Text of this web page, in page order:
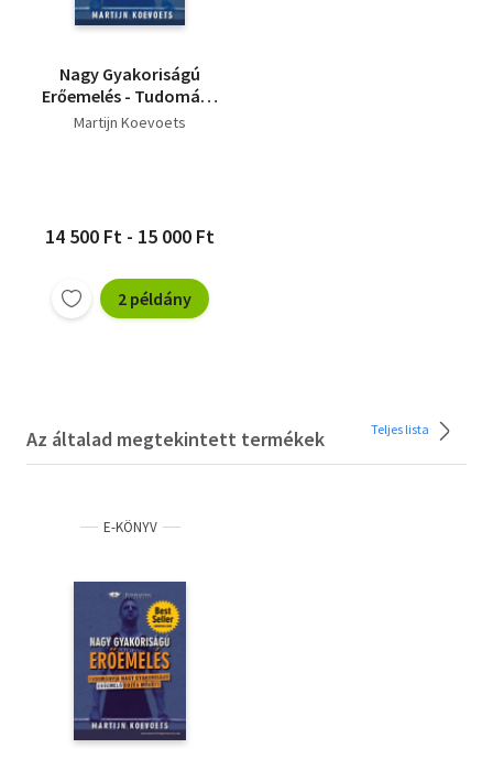
Nagy Gyakoriságú
Erőemelés - Tudomány
a Nagy Gyakoriságú
Martijn Koevoets
14 500 Ft - 15 000 Ft
2 példány
Az általad megtekintett termékek Teljes lista
E-KÖNYV